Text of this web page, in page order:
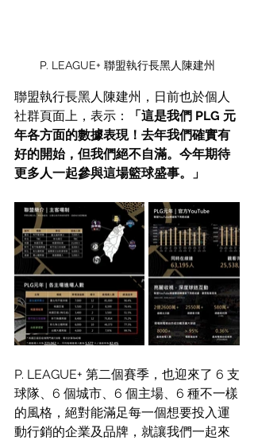
P. LEAGUE+ 聯盟執行長黑人陳建州
聯盟執行長黑人陳建州，日前也於個人
社群頁面上，表示：
「這是我們 PLG 元
年各方面的數據表現！去年我們確實有
好的開始，但我們絕不自滿。今年期待
更多人一起參與這場籃球盛事。」
P. LEAGUE+ 第二個賽季，也迎來了 6 支
球隊、6 個城市、6 個主場、6 種不一樣
的風格，絕對能滿足每一個想要投入運
動行銷的企業及品牌，就讓我們一起來